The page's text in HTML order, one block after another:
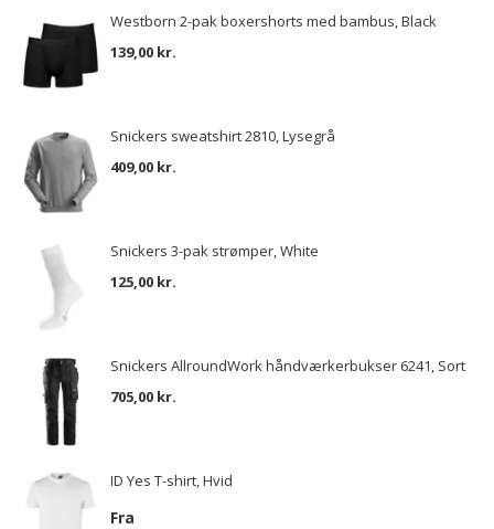
Westborn 2-pak boxershorts med bambus, Black
139,00 kr.
Snickers sweatshirt 2810, Lysegrå
409,00 kr.
Snickers 3-pak strømper, White
125,00 kr.
Snickers AllroundWork håndværkerbukser 6241, Sort
705,00 kr.
ID Yes T-shirt, Hvid
Fra